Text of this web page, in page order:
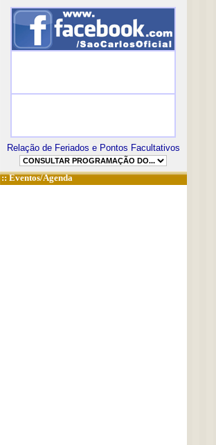
Relação de Feriados e Pontos Facultativos
::Eventos/Agenda